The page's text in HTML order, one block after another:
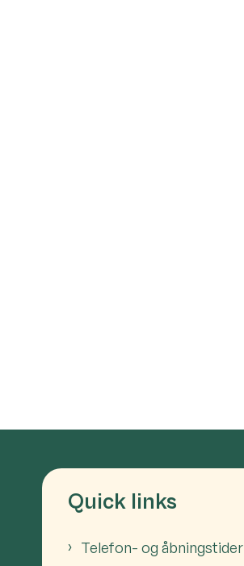
Quick links
Telefon- og åbningstider